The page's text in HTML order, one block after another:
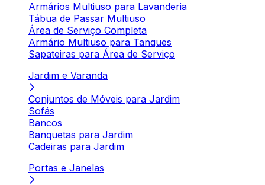
Armários Multiuso para Lavanderia
Tábua de Passar Multiuso
Área de Serviço Completa
Armário Multiuso para Tanques
Sapateiras para Área de Serviço
Jardim e Varanda
Conjuntos de Móveis para Jardim
Sofás
Bancos
Banquetas para Jardim
Cadeiras para Jardim
Portas e Janelas